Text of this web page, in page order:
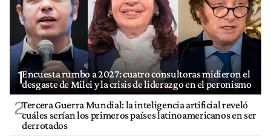
1Encuesta rumbo a 2027: cuatro consultoras midieron el
desgaste de Milei y la crisis de liderazgo en el peronismo
2Tercera Guerra Mundial: la inteligencia artificial reveló
cuáles serían los primeros países latinoamericanos en ser
derrotados